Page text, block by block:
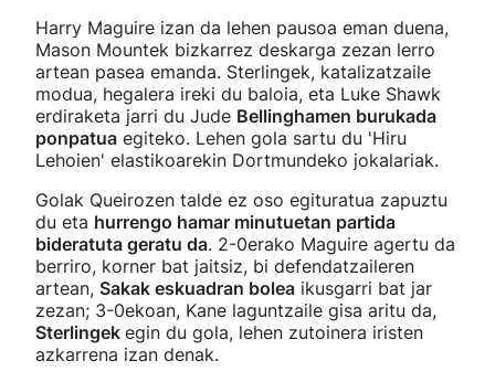
Harry Maguire izan da lehen pausoa eman duena,
Mason Mountek bizkarrez deskarga zezan lerro
artean pasea emanda. Sterlingek, katalizatzaile
modua, hegalera ireki du baloia, eta Luke Shawk
erdiraketa jarri du Jude Bellinghamen burukada
ponpatua egiteko. Lehen gola sartu du 'Hiru
Lehoien' elastikoarekin Dortmundeko jokalariak.
Golak Queirozen talde ez oso egituratua zapuztu
du eta hurrengo hamar minutuetan partida
bideratuta geratu da. 2-0erako Maguire agertu da
berriro, korner bat jaitsiz, bi defendatzaileren
artean, Sakak eskuadran bolea ikusgarri bat jar
zezan; 3-0ekoan, Kane laguntzaile gisa aritu da,
Sterlingek egin du gola, lehen zutoinera iristen
azkarrena izan denak.